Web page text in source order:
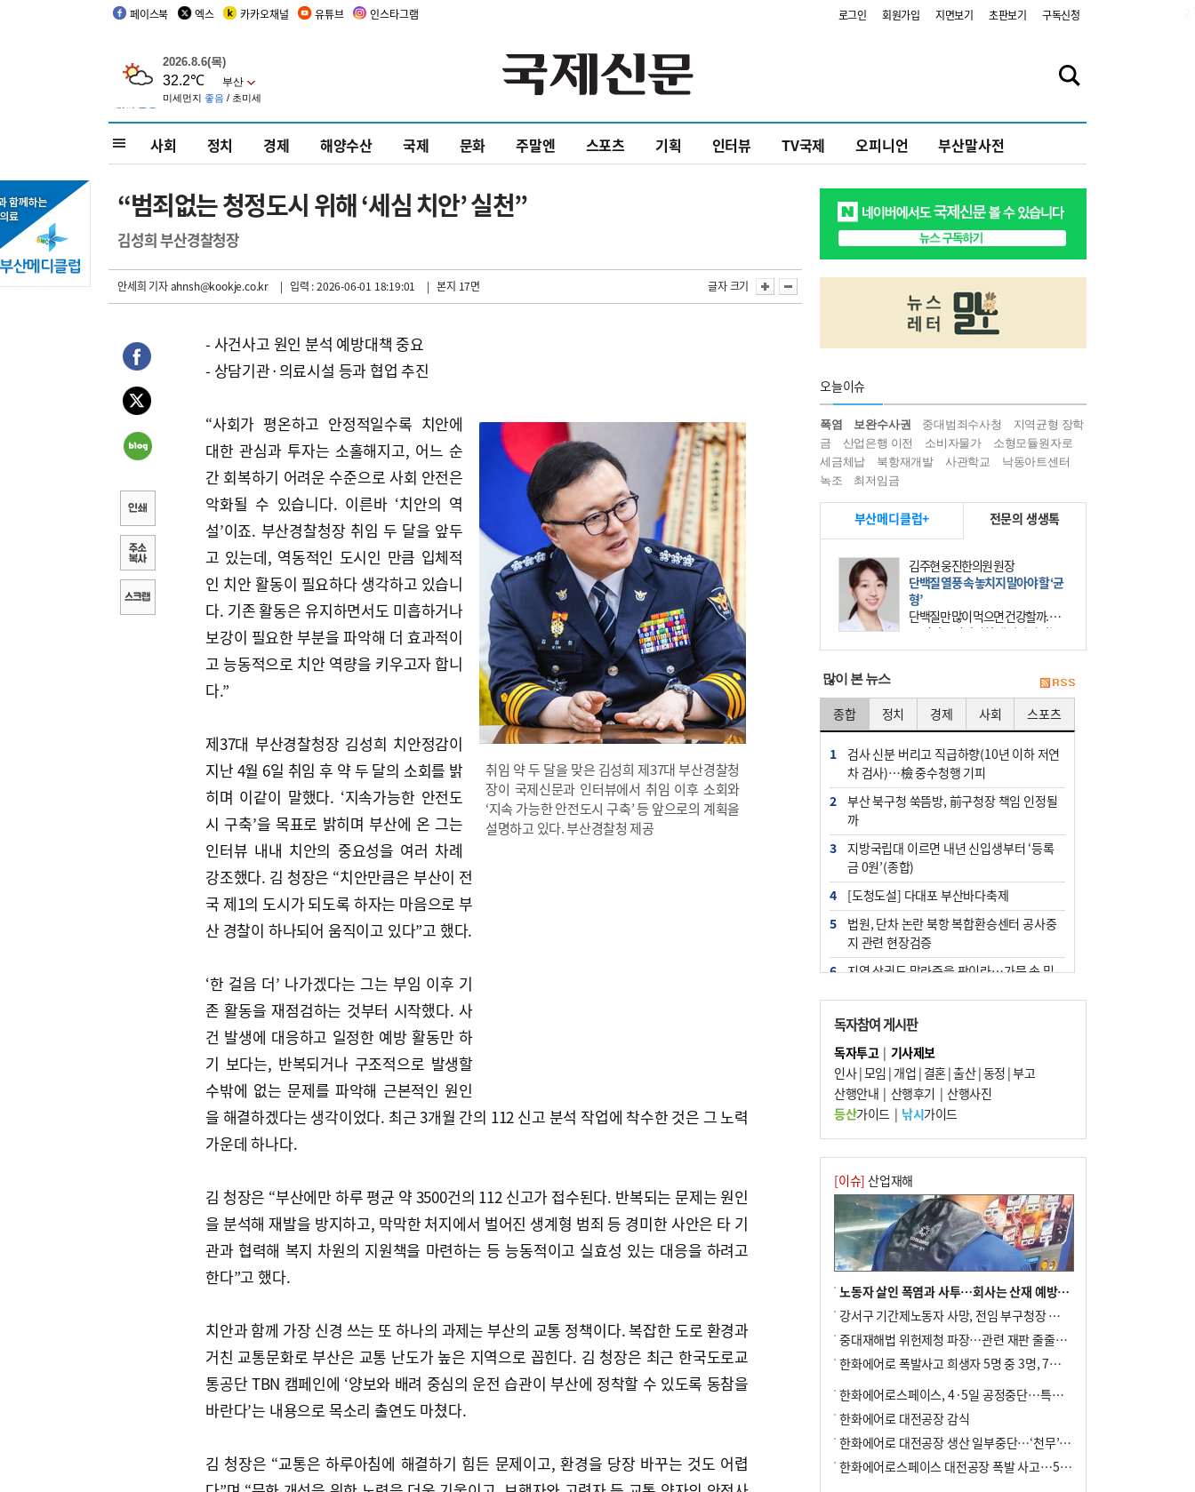
페이스북 엑스 카카오채널 유튜브 인스타그램 로그인 회원가입 지면보기 초판보기 구독신청
사회 정치 경제 해양수산 국제 문화 주말엔 스포츠 기획 인터뷰 TV국제 오피니언 부산말사전
“범죄없는 청정도시 위해 ‘세심 치안’ 실천”
김성희 부산경찰청장
안세희 기자ahnsh@kookje.co.kr | 입력 : 2026-06-01 18:19:01 | 본지 17면 글자 크기
- 사건사고 원인 분석 예방대책 중요
- 상담기관·의료시설 등과 협업 추진
취임 약 두 달을 맞은 김성희 제37대 부산경찰청
장이 국제신문과 인터뷰에서 취임 이후 소회와
‘지속 가능한 안전도시 구축’ 등 앞으로의 계획을
설명하고 있다. 부산경찰청 제공
“사회가 평온하고 안정적일수록 치안에
대한 관심과 투자는 소홀해지고, 어느 순
간 회복하기 어려운 수준으로 사회 안전은
악화될 수 있습니다. 이른바 ‘치안의 역
설’이죠. 부산경찰청장 취임 두 달을 앞두
고 있는데, 역동적인 도시인 만큼 입체적
인 치안 활동이 필요하다 생각하고 있습니
다. 기존 활동은 유지하면서도 미흡하거나
보강이 필요한 부분을 파악해 더 효과적이
고 능동적으로 치안 역량을 키우고자 합니
다.”
제37대 부산경찰청장 김성희 치안정감이
지난 4월 6일 취임 후 약 두 달의 소회를 밝
히며 이같이 말했다. ‘지속가능한 안전도
시 구축’을 목표로 밝히며 부산에 온 그는
인터뷰 내내 치안의 중요성을 여러 차례
강조했다. 김 청장은 “치안만큼은 부산이 전
국 제1의 도시가 되도록 하자는 마음으로 부
산 경찰이 하나되어 움직이고 있다”고 했다.
‘한 걸음 더’ 나가겠다는 그는 부임 이후 기
존 활동을 재점검하는 것부터 시작했다. 사
건 발생에 대응하고 일정한 예방 활동만 하
기 보다는, 반복되거나 구조적으로 발생할
수밖에 없는 문제를 파악해 근본적인 원인
을 해결하겠다는 생각이었다. 최근 3개월 간의 112 신고 분석 작업에 착수한 것은 그 노력
가운데 하나다.
김 청장은 “부산에만 하루 평균 약 3500건의 112 신고가 접수된다. 반복되는 문제는 원인
을 분석해 재발을 방지하고, 막막한 처지에서 벌어진 생계형 범죄 등 경미한 사안은 타 기
관과 협력해 복지 차원의 지원책을 마련하는 등 능동적이고 실효성 있는 대응을 하려고
한다”고 했다.
치안과 함께 가장 신경 쓰는 또 하나의 과제는 부산의 교통 정책이다. 복잡한 도로 환경과
거친 교통문화로 부산은 교통 난도가 높은 지역으로 꼽힌다. 김 청장은 최근 한국도로교
통공단 TBN 캠페인에 ‘양보와 배려 중심의 운전 습관이 부산에 정착할 수 있도록 동참을
바란다’는 내용으로 목소리 출연도 마쳤다.
김 청장은 “교통은 하루아침에 해결하기 힘든 문제이고, 환경을 당장 바꾸는 것도 어렵
오늘이슈
폭염 보완수사권 중대범죄수사청
지역균형 장학
금
산업은행 이전 소비자물가
소형모듈원자로
세금체납
북항재개발 사관학교
낙동아트센터
녹조
최저임금
부산메디클럽+ 전문의 생생톡
김주현 웅진한의원 원장
단백질 열풍 속 놓치지 말아야 할 ‘균
형’
단백질만 많이 먹으면 건강할까. 요
즘 건강을 이야기할 때 빠지지 않는
키워드가 단백질이다. 헬스장을 다니
많이 본 뉴스
종합 정치 경제 사회 스포츠
1
검사 신분 버리고 직급하향(10년 이하 저연
차 검사)…檢 중수청행 기피
2
부산 북구청 쑥뜸방, 前구청장 책임 인정될
까
3
지방국립대 이르면 내년 신입생부터 ‘등록
금 0원’(종합)
4
[도청도설] 다대포 부산바다축제
5
법원, 단차 논란 북항 복합환승센터 공사중
지 관련 현장검증
6
지역 상권도 말라죽을 판이라…가뭄 속 밀
7
통영시민 추석 전 35만 원 받는다
8
부산 철강공장 50대 노동자 추락사
9
국힘 부산시당, ‘정이한 조력’ 시의원 윤리
위에…‘한동훈 지지’도 신고접수
10 해양수산부 신청사 북항재개발 부지에 짓
는다
독자참여 게시판
독자투고| 기사제보
인사|모임 | 개업 | 결혼|출산|동정 |부고
산행안내 | 산행후기 | 산행사진
등산가이드| 낚시가이드
[이슈] 산업재해
노동자 살인 폭염과 사투…회사는 산재 예방·전기료 절감 전력
강서구 기간제노동자 사망, 전임 부구청장 檢 송치
중대재해법 위헌제청 파장…관련 재판 줄줄이 브레이크
한화에어로 폭발사고 희생자 5명 중 3명, 7일 영면
한화에어로스페이스, 4·5일 공정중단…특별 안전점검
한화에어로 대전공장 감식
한화에어로 대전공장 생산 일부중단…‘천무’ 수출 비상
한화에어로스페이스 대전공장 폭발 사고…5명 사망·2명 부상(종합)